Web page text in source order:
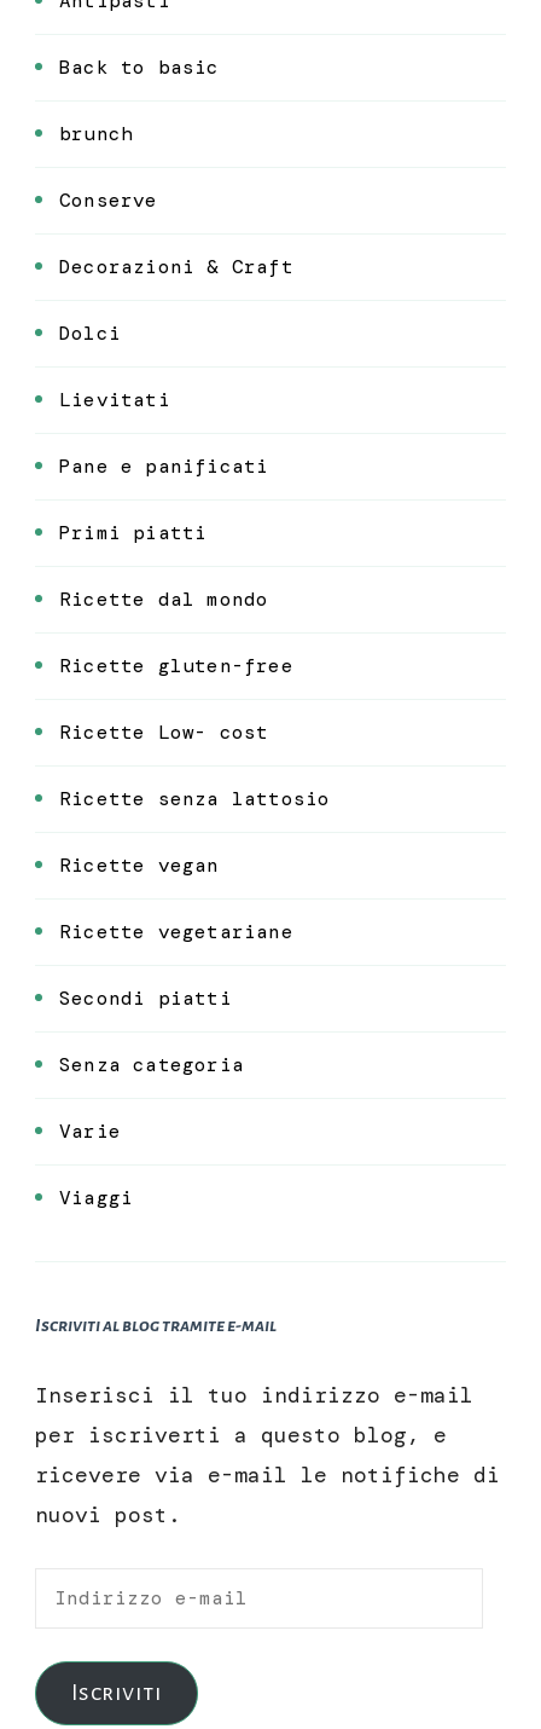
Back to basic
brunch
Conserve
Decorazioni & Craft
Dolci
Lievitati
Pane e panificati
Primi piatti
Ricette dal mondo
Ricette gluten-free
Ricette Low- cost
Ricette senza lattosio
Ricette vegan
Ricette vegetariane
Secondi piatti
Senza categoria
Varie
Viaggi
Iscriviti al blog tramite e-mail
Inserisci il tuo indirizzo e-mail
per iscriverti a questo blog, e
ricevere via e-mail le notifiche di
nuovi post.
Indirizzo
mail
Iscriviti